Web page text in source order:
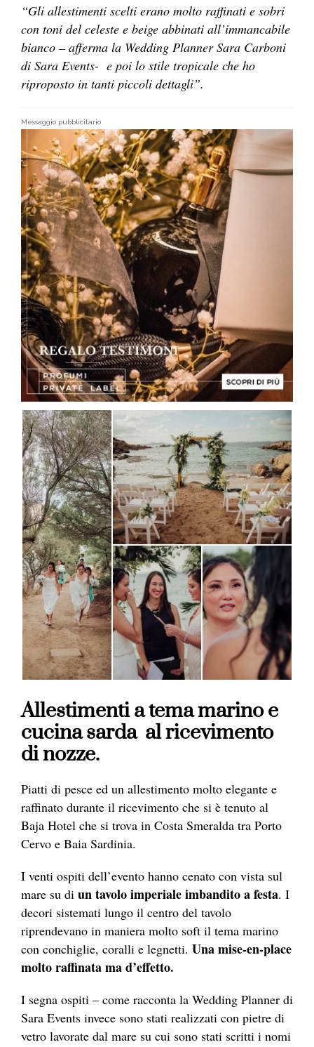
“Gli allestimenti scelti erano molto raffinati e sobri
con toni del celeste e beige abbinati all’immancabile
bianco – afferma la Wedding Planner Sara Carboni
di Sara Events- e poi lo stile tropicale che ho
riproposto in tanti piccoli dettagli”.
Messaggio pubblicitario
Allestimenti a tema marino e
cucina sarda al ricevimento
di nozze.
Piatti di pesce ed un allestimento molto elegante e
raffinato durante il ricevimento che si è tenuto al
Baja Hotel che si trova in Costa Smeralda tra Porto
Cervo e Baia Sardinia.
I venti ospiti dell’evento hanno cenato con vista sul
mare su di un tavolo imperiale imbandito a festa. I
decori sistemati lungo il centro del tavolo
riprendevano in maniera molto soft il tema marino
con conchiglie, coralli e legnetti. Una mise-en-place
molto raffinata ma d’effetto.
I segna ospiti – come racconta la Wedding Planner di
Sara Events invece sono stati realizzati con pietre di
vetro lavorate dal mare su cui sono stati scritti i nomi